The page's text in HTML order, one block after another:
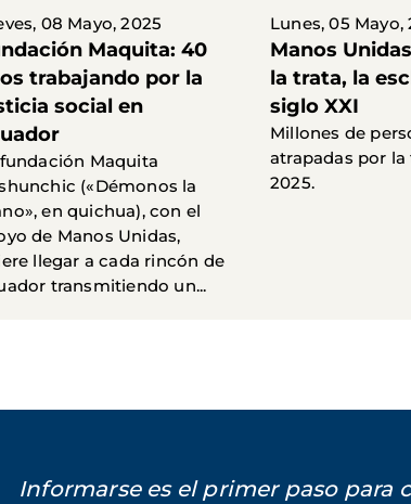
08 Mayo, 2025
Maquita: 40
trabajando por la
social en
Maquita
(«Démonos la
en quichua), con el
de Manos Unidas,
llegar a cada rincón de
transmitiendo un...
Lunes, 05 Mayo,
Manos
la trata, la
siglo XXI
Millones de
atrapadas por la
2025.
Informarse es el primer paso para